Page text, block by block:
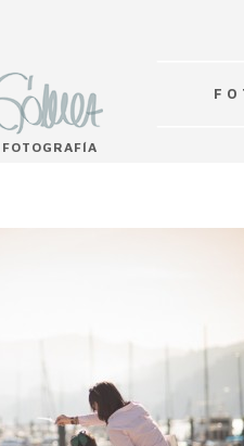
FOTOGRAFÍA
F O